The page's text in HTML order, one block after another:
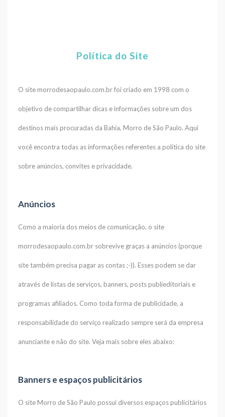
Política do Site
O site morrodesaopaulo.com.br foi criado em 1998 com o
objetivo de compartilhar dicas e informações sobre um dos
destinos mais procuradas da Bahia, Morro de São Paulo. Aqui
você encontra todas as informações referentes a política do site
sobre anúncios, convites e privacidade.
Anúncios
Como a maioria dos meios de comunicação, o site
morrodesaopaulo.com.br sobrevive graças a anúncios (porque
site também precisa pagar as contas ;-)). Esses podem se dar
através de listas de serviços, banners, posts publieditoriais e
programas afiliados. Como toda forma de publicidade, a
responsabilidade do serviço realizado sempre será da empresa
anunciante e não do site. Veja mais sobre eles abaixo:
Banners e espaços publicitários
O site Morro de São Paulo possui diversos espaços publicitários